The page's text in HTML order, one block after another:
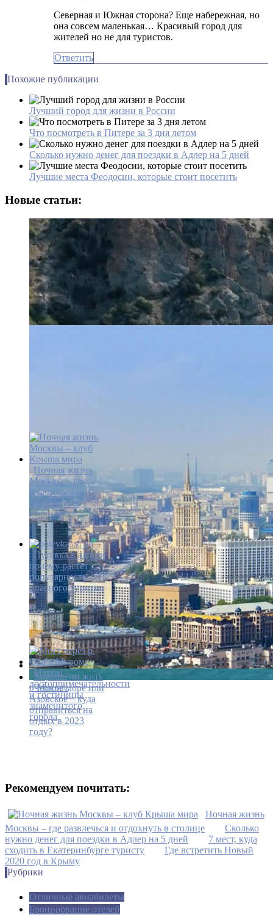
Северная и Южная сторона? Еще набережная, но
она совсем маленькая… Красивый город для
жителей но не для туристов.
Ответить
Похожие публикации
Лучший город для жизни в России
Что посмотреть в Питере за 3 дня летом
Сколько нужно денег для поездки в Адлер на 5 дней
Лучшие места Феодосии, которые стоит посетить
Новые статьи:
Черное море или
Азовское – куда
отправиться на
отдых в 2023
году?
Хорошо ли жить
в Москве
Ночная жизнь
Москвы – где
развлечься и
отдохнуть в
столице
Путёвка в ад или
почему растёт
популярность
опасного туризма
Муром –
достопримечательности
и гостиницы
знаменитого
города
Рекомендуем почитать:
Ночная жизнь
Москвы – где развлечься и отдохнуть в столице
Сколько
нужно денег для поездки в Адлер на 5 дней
7 мест, куда
сходить в Екатеринбурге туристу
Где встретить Новый
2020 год в Крыму
Рубрики
Отличные авиабилеты
Бронирование отелей